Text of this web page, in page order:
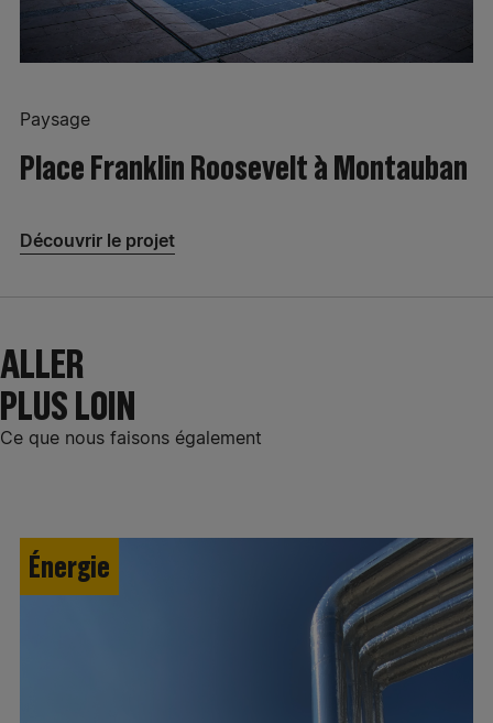
Paysage
Place Franklin Roosevelt à Montauban
Découvrir le projet
ALLER
PLUS LOIN
Ce que nous faisons également
Énergie